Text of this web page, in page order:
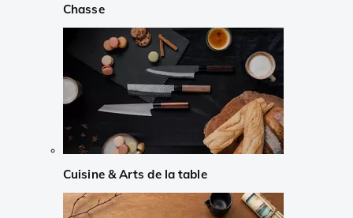
Chasse
Cuisine & Arts de la table